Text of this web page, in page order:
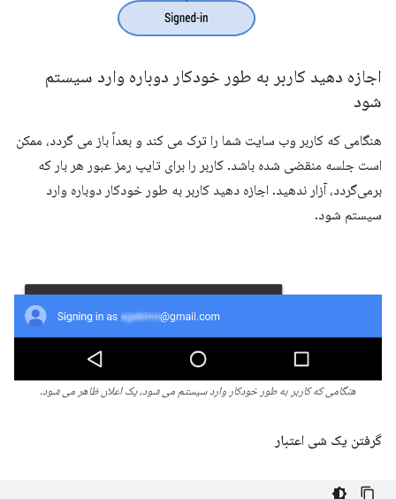
اجازه دهید کاربر به طور خودکار دوباره وارد سیستم
شود
هنگامی که کاربر وب سایت شما را ترک می کند و بعداً باز می گردد، ممکن
است جلسه منقضی شده باشد. کاربر را برای تایپ رمز عبور هر بار که
برمی‌گردد، آزار ندهید. اجازه دهید کاربر به طور خودکار دوباره وارد
سیستم شود.
هنگامی که کاربر به طور خودکار وارد سیستم می شود، یک اعلان ظاهر می شود.
گرفتن یک شی اعتبار